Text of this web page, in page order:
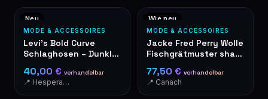
Neu
MODE & ACCESSOIRES
Levi's Bold Curve
Schlaghosen – Dunkle
Etikett
40,00 € verhandelbar
📍 Hesperange
Wie neu
MODE & ACCESSOIRES
Jacke Fred Perry Wolle
Fischgrätmuster shawl
77,50 € verhandelbar
📍 Canach